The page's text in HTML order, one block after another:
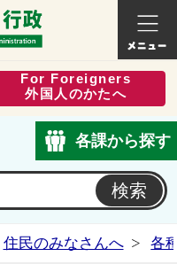
公式ホームページ
くらし
For Foreigners
外国人のかたへ
各課から探す
住民のみなさんへ 各